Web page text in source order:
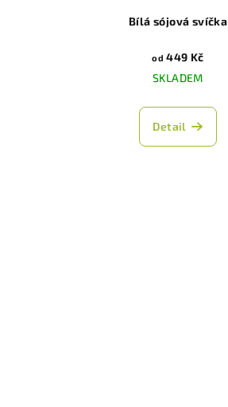
Bílá sójová svíčka
od 449 Kč
SKLADEM
Detail